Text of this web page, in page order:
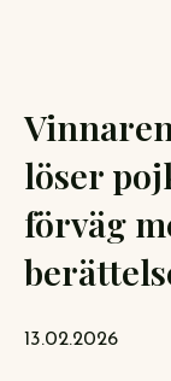
löser
förväg
13.02.2026